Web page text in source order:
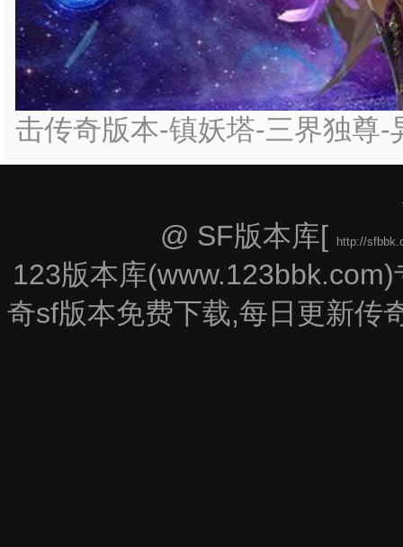
击传奇版本-镇妖塔-三界独尊-
@ SF版本库[ http://
123版本库
奇sf版本免费下载,每日更新传